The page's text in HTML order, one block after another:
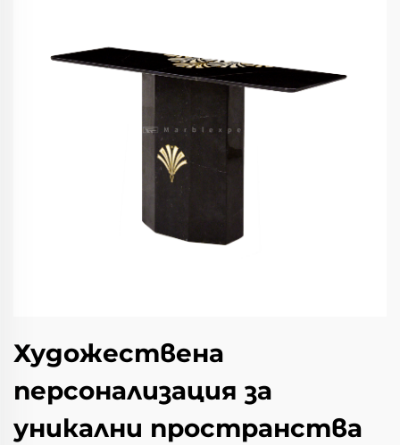
Художествена
персонализация за
уникални пространства